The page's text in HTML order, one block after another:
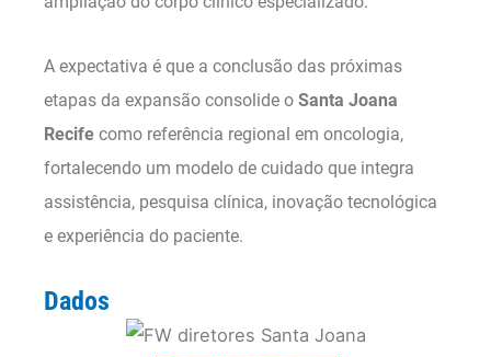
A expectativa é que a conclusão das próximas
etapas da expansão consolide o Santa Joana
Recife como referência regional em oncologia,
fortalecendo um modelo de cuidado que integra
assistência, pesquisa clínica, inovação tecnológica
e experiência do paciente.
Dados